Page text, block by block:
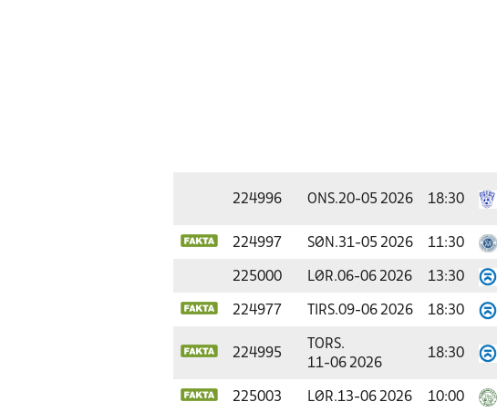
224996 ONS.20-05 2026 18:30
224997 SØN.31-05 2026 11:30
225000 LØR.06-06 2026 13:30
224977 TIRS.09-06 2026 18:30
224995
TORS.
11-06 2026
18:30
225003 LØR.13-06 2026 10:00